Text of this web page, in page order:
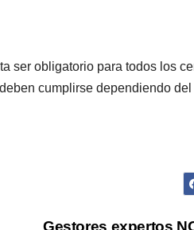
ser obligatorio para todos los
cumplirse dependiendo
Gestores expertos